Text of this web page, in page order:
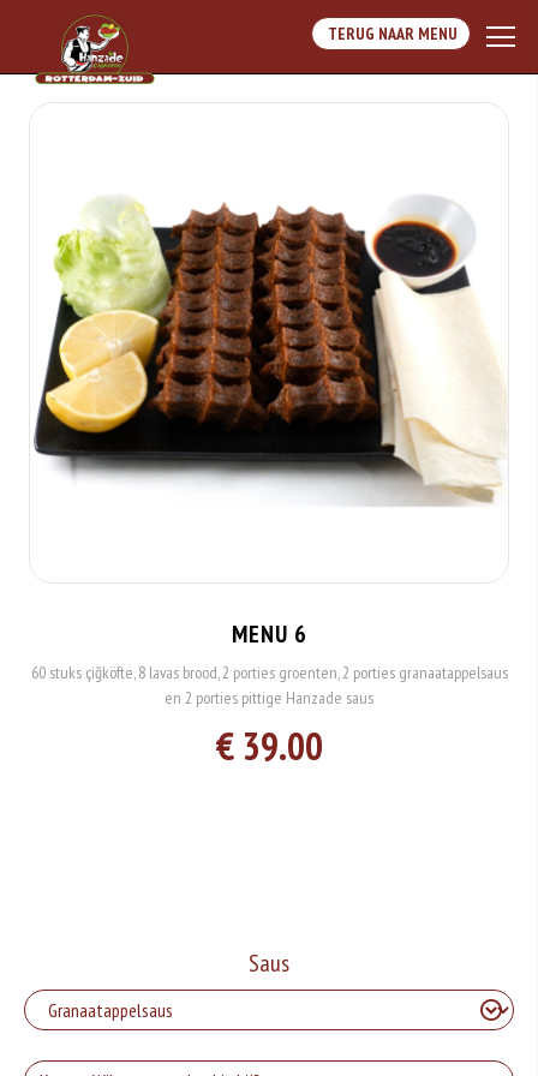
TERUG NAAR MENU
MENU 6
60 stuks çiğköfte, 8 lavas brood, 2 porties groenten, 2 porties granaatappelsaus
en 2 porties pittige Hanzade saus
€ 39.00
Saus